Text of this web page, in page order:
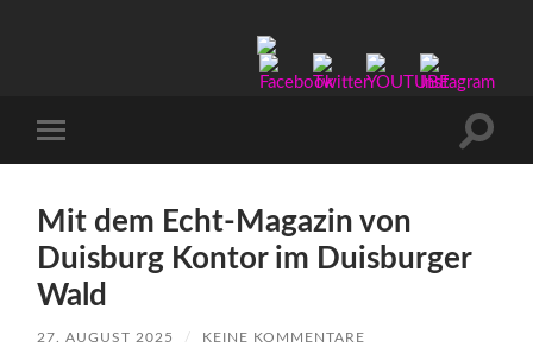
Manu-
to-
Menü
Mit dem Echt-Magazin von
Duisburg Kontor im Duisburger
Wald
27. AUGUST 2025 / KEINE KOMMENTARE